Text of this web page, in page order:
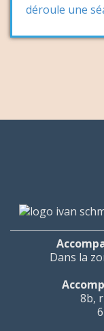
déroule une
Dans la
8b,